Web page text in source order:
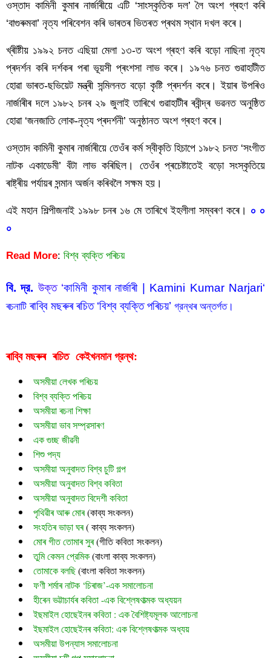
ওস্তাদ কামিনী কুমাৰ নাৰ্জাৰীয়ে এটি ‘সাংস্কৃতিক দল’ লৈ অংশ গ্ৰহণ কৰি
‘বাগুৰুমবা’ নৃত্য পৰিবেশন কৰি ভাৰতৰ ভিতৰত প্ৰথম স্থান দখল কৰে।
খ্ৰীষ্টীয় ১৯৯২ চনত এছিয়া মেলা ১৩-ত অংশ গ্ৰহণ কৰি বড়ো নাছিনা নৃত্য
প্ৰদৰ্শন কৰি দৰ্শকৰ পৰা ভূয়সী প্ৰংশসা লাভ কৰে। ১৯৭৬ চনত গুৱাহাটীত
হোৱা ভাৰত-ছভিয়েট মন্ত্ৰী সন্মিলনত বড়ো কৃষ্টি প্ৰদৰ্শন কৰে। ইয়াৰ উপৰিও
নাৰ্জাৰীৰ দলে ১৯৮২ চনৰ ২৯ জুলাই তাৰিখে গুৱাহাটীৰ ৰবীন্দ্ৰ ভৱনত অনুষ্ঠিত
হোৱা ‘জনজাতি লোক-নৃত্য প্ৰদৰ্শনী’ অনুষ্ঠানত অংশ গ্ৰহণ কৰে।
ওস্তাদ কামিনী কুমাৰ নাৰ্জাৰীয়ে তেওঁৰ কর্ম স্বীকৃতি হিচাপে ১৯৮২ চনত ‘সংগীত
নাটক একাডেমী’ বঁটা লাভ কৰিছিল। তেওঁৰ প্ৰচেষ্টাতেই বড়ো সংস্কৃতিয়ে
ৰাষ্ট্ৰীয় পৰ্যায়ৰ সন্মান অৰ্জন কৰিবলৈ সক্ষম হয়।
এই মহান শিল্পীজনাই ১৯৯৮ চনৰ ১৬ মে তাৰিখে ইহলীলা সম্বৰণ কৰে। ০ ০
০
Read More: বিশ্ব ব্যক্তি পৰিচয়
বি. দ্র. উক্ত ‘কামিনী কুমাৰ নাৰ্জাৰী | Kamini Kumar Narjari‘
ৰচনাটি ৰাব্বি মছৰুৰ ৰচিত ‘বিশ্ব ব্যক্তি পৰিচয়’ গ্রন্থৰ অন্তর্গত।
ৰাব্বি মছৰুৰ  ৰচিত কেইখনমান গ্রন্থ:
অসমীয়া লেখক পৰিচয়
বিশ্ব ব্যক্তি পৰিচয়
অসমীয়া ৰচনা শিক্ষা
অসমীয়া ভাব সম্প্রসাৰণ
এক গুচ্ছ জীৱনী
শিশু পদ্য
অসমীয়া অনুবাদত বিশ্ব চুটি গল্প
অসমীয়া অনুবাদত বিশ্ব কবিতা
অসমীয়া অনুবাদত বিদেশী কবিতা
পৃথিৱীৰ আৰু মোৰ (কাব্য সংকলন)
সংহতিৰ ভাড়া ঘৰ ( কাব্য সংকলন)
মোৰ গীত তোমাৰ সুৰ (গীতি কবিতা সংকলন)
তুমি কেমন প্রেমিক (বাংলা কাব্য সংকলন)
তোমাকে বলছি (বাংলা কবিতা সংকলন)
ফণী শৰ্মাৰ নাটক ‘চিৰাজ’-এক সমালোচনা
হীৰেন ভট্টাচাৰ্যৰ কবিতা -এক বিশ্লেষণাত্মক অধ্যয়ন
ইছমাইল হোছেইনৰ কবিতা : এক বৈশিষ্ট্যমূলক আলোচনা
ইছমাইল হোছেইনৰ কবিতা: এক বিশ্লেষণাত্মক অধ্যয়
অসমীয়া উপন্যাস সমালোচনা